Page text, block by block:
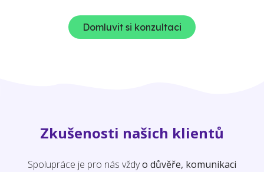
Domluvit si konzultaci
Zkušenosti našich klientů
Spolupráce je pro nás vždyo důvěře, komunikaci